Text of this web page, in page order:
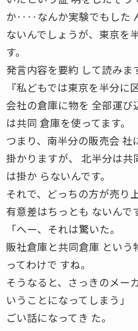
か‥‥なんか実験でもした
ないんでしょうが、東京を
す。
発言内容を要約 して読みま
『私どもでは東京を半分
会社の倉庫に物を 全部運び
は共同 倉庫を使ってます。
つまり、南半分の販売会
掛かりますが、 北半分は
は掛か らないんです。
それで、どっちの方が売り
有意差はちっとも ないん
「へー、それは驚いた。
販社倉庫と共同倉庫 とい
ってわけで すね。
そうなると、さっきのメー
いうことになってしまう
ごい話になってき た。